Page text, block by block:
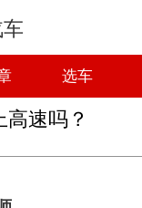
选车
高速吗？